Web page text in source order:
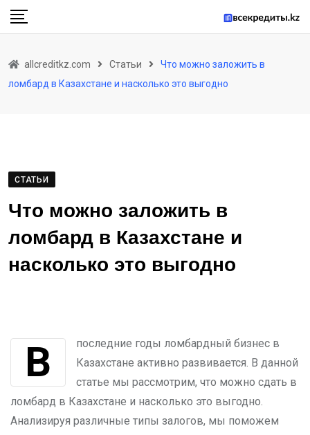
Skip
allcreditkz.com Статьи
Что можно заложить в
ломбард в Казахстане и насколько это выгодно
СТАТЬИ
Что можно заложить в
ломбард в Казахстане и
насколько это выгодно
В последние годы ломбардный бизнес в
Казахстане активно развивается. В данной
статье мы рассмотрим, что можно сдать в
ломбард в Казахстане и насколько это выгодно.
Анализируя различные типы залогов, мы поможем